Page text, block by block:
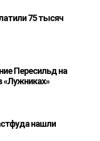
75 тысяч
Пересильд на
«Лужниках»
нашли